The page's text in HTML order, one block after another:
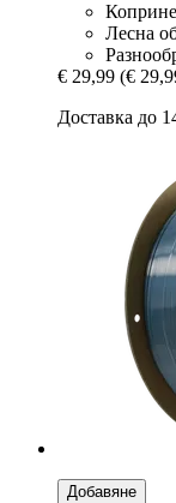
Лесна
€ 29,99 (€
Доставка до
Добавяне